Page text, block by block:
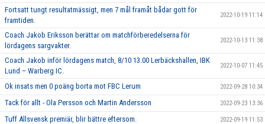
Fortsatt tungt resultatmässigt, men 7 mål framåt bådar gott för
framtiden.
2022-10-19 11:14
Coach Jakob Eriksson berättar om matchförberedelserna för
lördagens sargvakter.
2022-10-13 11:38
Coach Jakob inför lördagens match, 8/10 13.00 Lerbäckshallen, IBK
Lund – Warberg IC.
2022-10-07 11:45
Ok insats men 0 poäng borta mot FBC Lerum 2022-09-28 10:34
Tack för allt - Ola Persson och Martin Andersson 2022-09-23 13:36
Tuff Allsvensk premiär, blir bättre eftersom. 2022-09-19 11:53